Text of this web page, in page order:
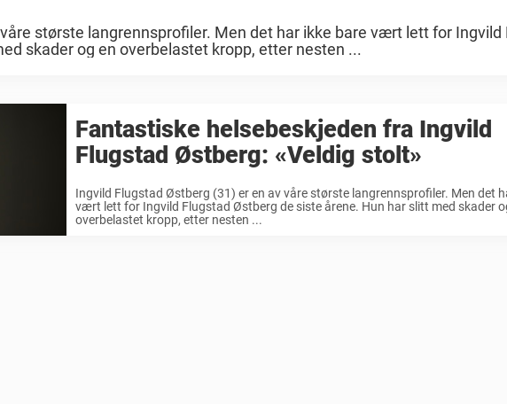
største langrennsprofiler. Men det har ikke bare vært lett for Ingvild
skader og en overbelastet kropp, etter nesten ...
Fantastiske helsebeskjeden fra Ingvild
Flugstad Østberg: «Veldig stolt»
Ingvild Flugstad Østberg (31) er en av våre største langrennsprofiler. Men det
vært lett for Ingvild Flugstad Østberg de siste årene. Hun har slitt med skader
overbelastet kropp, etter nesten ...